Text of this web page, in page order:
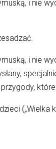
i nie
i nie
(„Wielka